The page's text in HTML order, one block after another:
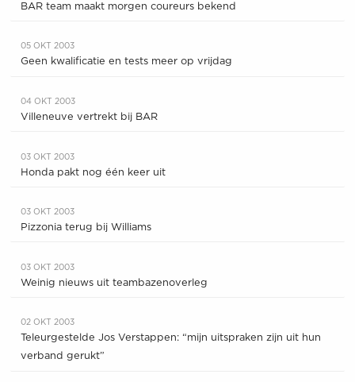
BAR team maakt morgen coureurs bekend
05 OKT 2003
Geen kwalificatie en tests meer op vrijdag
04 OKT 2003
Villeneuve vertrekt bij BAR
03 OKT 2003
Honda pakt nog één keer uit
03 OKT 2003
Pizzonia terug bij Williams
03 OKT 2003
Weinig nieuws uit teambazenoverleg
02 OKT 2003
Teleurgestelde Jos Verstappen: “mijn uitspraken zijn uit hun
verband gerukt”